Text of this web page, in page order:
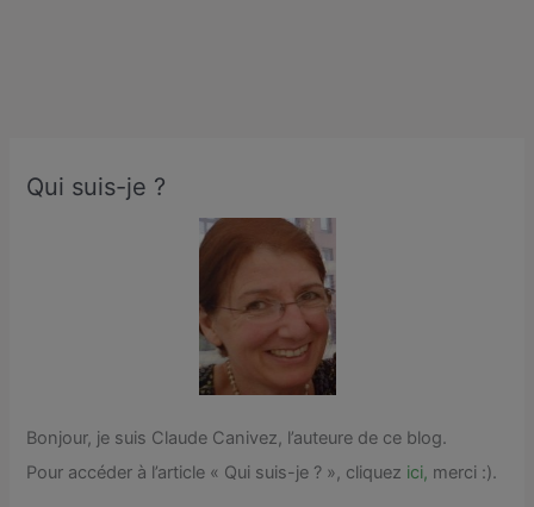
Qui suis-je ?
Bonjour, je suis Claude Canivez, l’auteure de ce blog.
Pour accéder à l’article « Qui suis-je ? », cliquez ici, merci :).